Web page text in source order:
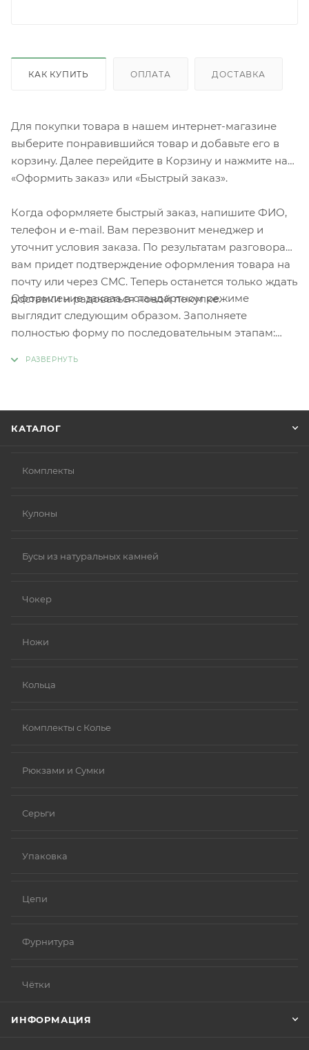
КАК КУПИТЬ ОПЛАТА ДОСТАВКА
Для покупки товара в нашем интернет-магазине
выберите понравившийся товар и добавьте его в
корзину. Далее перейдите в Корзину и нажмите на
«Оформить заказ» или «Быстрый заказ».
Когда оформляете быстрый заказ, напишите ФИО,
телефон и e-mail. Вам перезвонит менеджер и
уточнит условия заказа. По результатам разговора
вам придет подтверждение оформления товара на
почту или через СМС. Теперь останется только ждать
доставки и радоваться новой покупке.
Оформление заказа в стандартном режиме
выглядит следующим образом. Заполняете
полностью форму по последовательным этапам:
КАТАЛОГ
Комплекты
Кулоны
Бусы из натуральных камней
Чокер
Ножи
Кольца
Комплекты с Колье
Рюкзами и Сумки
Серьги
Упаковка
Цепи
Фурнитура
Чётки
ИНФОРМАЦИЯ